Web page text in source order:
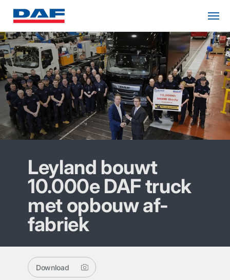
Leyland bouwt
10.000e DAF truck
met opbouw af-
fabriek
Download